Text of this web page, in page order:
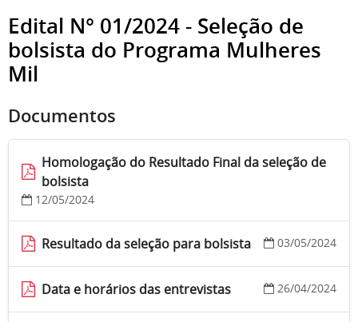
Edital N° 01/2024 - Seleção de
bolsista do Programa Mulheres
Mil
Documentos
Homologação do Resultado Final da seleção de
bolsista
12/05/2024
Resultado da seleção para bolsista 03/05/2024
Data e horários das entrevistas 26/04/2024